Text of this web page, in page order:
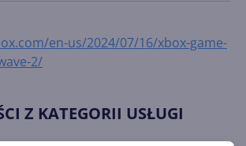
en-us/2024/07/16/xbox-game-
2/
Z KATEGORII USŁUGI